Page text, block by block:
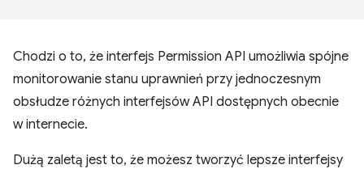
Chodzi o to, że interfejs Permission API umożliwia spójne
monitorowanie stanu uprawnień przy jednoczesnym
obsłudze różnych interfejsów API dostępnych obecnie
w internecie.
Dużą zaletą jest to, że możesz tworzyć lepsze interfejsy